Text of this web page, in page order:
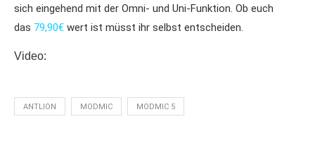
sich eingehend mit der Omni- und Uni-Funktion. Ob euch
das 79,90€ wert ist müsst ihr selbst entscheiden.
Video:
ANTLION MODMIC MODMIC 5